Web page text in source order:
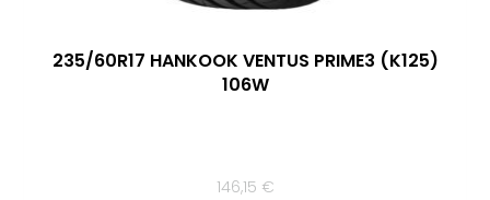
235/60R17 HANKOOK VENTUS PRIME3 (K125)
106W
146,15 €